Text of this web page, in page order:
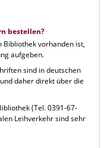
bestellen?
Bibliothek vorhanden ist,
aufgeben.
sind in deutschen
daher direkt über die
(Tel. 0391-67-
Leihverkehr sind sehr